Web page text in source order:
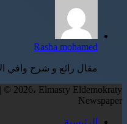
Rasha mohamed
مقال رائع و شرح وافي
| © 2026، Elmasry Eldemokraty
Newspaper